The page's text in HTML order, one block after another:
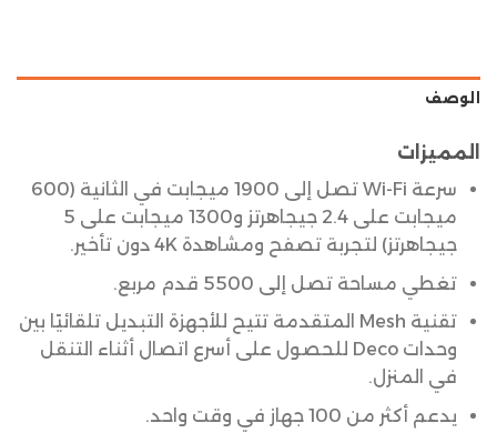
الوصف
المميزات
سرعة Wi-Fi تصل إلى 1900 ميجابت في الثانية (600
ميجابت على 2.4 جيجاهرتز و1300 ميجابت على 5
جيجاهرتز) لتجربة تصفح ومشاهدة 4K دون تأخير.
تغطي مساحة تصل إلى 5500 قدم مربع.
تقنية Mesh المتقدمة تتيح للأجهزة التبديل تلقائيًا بين
وحدات Deco للحصول على أسرع اتصال أثناء التنقل
في المنزل.
يدعم أكثر من 100 جهاز في وقت واحد.